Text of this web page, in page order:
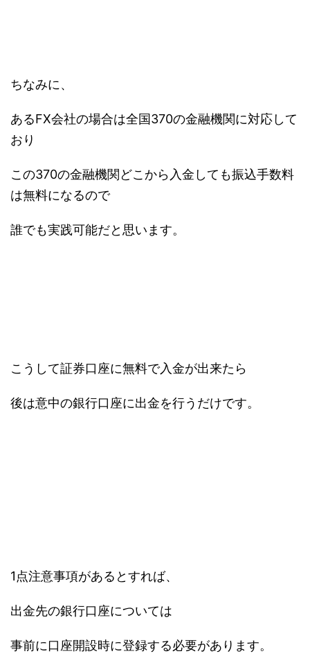
ちなみに、
あるFX会社の場合は全国370の金融機関に対応して
おり
この370の金融機関どこから入金しても振込手数料
は無料になるので
誰でも実践可能だと思います。
こうして証券口座に無料で入金が出来たら
後は意中の銀行口座に出金を行うだけです。
1点注意事項があるとすれば、
出金先の銀行口座については
事前に口座開設時に登録する必要があります。